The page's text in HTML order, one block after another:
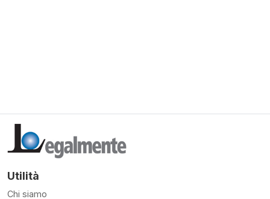
Utilità
Chi siamo